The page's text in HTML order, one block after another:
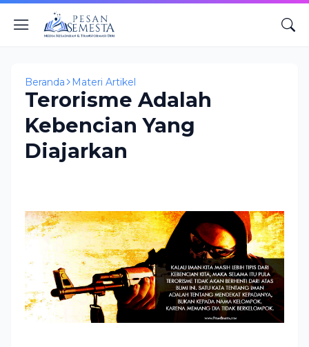
Beranda Materi Artikel
Terorisme Adalah
Kebencian Yang
Diajarkan